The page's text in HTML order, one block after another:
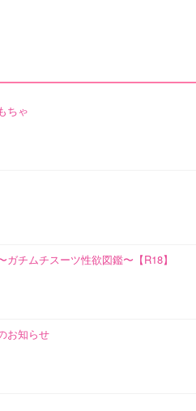
ちゃ
ガチムチスーツ性欲図鑑〜【R18】
お知らせ